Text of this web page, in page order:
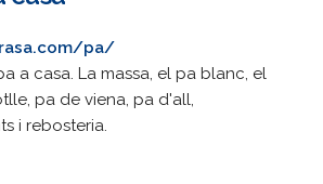
pa/
a casa. La massa, el pa blanc, el
pa de viena, pa d'all,
i rebosteria.